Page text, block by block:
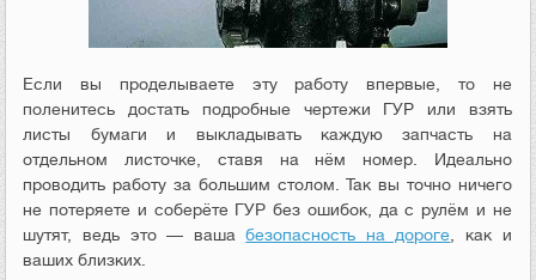
Если вы проделываете эту работу впервые, то не
поленитесь достать подробные чертежи ГУР или взять
листы бумаги и выкладывать каждую запчасть на
отдельном листочке, ставя на нём номер. Идеально
проводить работу за большим столом. Так вы точно ничего
не потеряете и соберёте ГУР без ошибок, да с рулём и не
шутят, ведь это — вашабезопасность на дороге , как и
ваших близких.